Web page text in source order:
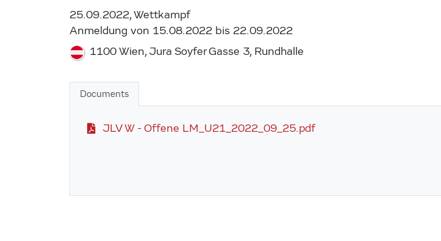
25.09.2022, Wettkampf
Anmeldung von 15.08.2022 bis 22.09.2022
1100 Wien, Jura Soyfer Gasse 3, Rundhalle
Documents
JLV W - Offene LM_U21_2022_09_25.pdf